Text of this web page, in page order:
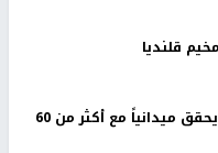
نادي الأسير: الاحتلال يعتقل ويحقق ميدانياً مع أكثر من 60